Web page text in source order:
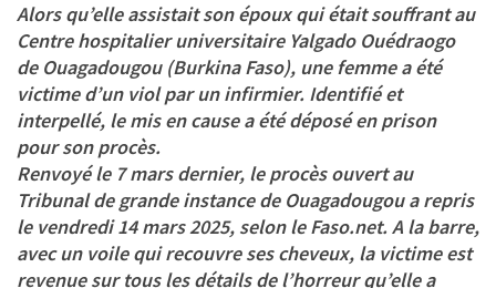
Alors qu’elle assistait son époux qui était souffrant au
Centre hospitalier universitaire Yalgado Ouédraogo
de Ouagadougou (Burkina Faso), une femme a été
victime d’un viol par un infirmier. Identifié et
interpellé, le mis en cause a été déposé en prison
pour son procès.
Renvoyé le 7 mars dernier, le procès ouvert au
Tribunal de grande instance de Ouagadougou a repris
le vendredi 14 mars 2025, selon le Faso.net. A la barre,
avec un voile qui recouvre ses cheveux, la victime est
revenue sur tous les détails de l’horreur qu’elle a